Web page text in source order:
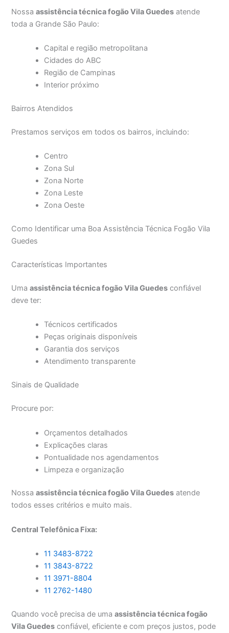
Nossaassistência técnica fogão Vila Guedes atende
toda a Grande São Paulo:
Capital e região metropolitana
Cidades do ABC
Região de Campinas
Interior próximo
Bairros Atendidos
Prestamos serviços em todos os bairros, incluindo:
Centro
Zona Sul
Zona Norte
Zona Leste
Zona Oeste
Como Identificar uma Boa Assistência Técnica Fogão Vila
Guedes
Características Importantes
Umaassistência técnica fogão Vila Guedes confiável
deve ter:
Técnicos certificados
Peças originais disponíveis
Garantia dos serviços
Atendimento transparente
Sinais de Qualidade
Procure por:
Orçamentos detalhados
Explicações claras
Pontualidade nos agendamentos
Limpeza e organização
Nossaassistência técnica fogão Vila Guedes atende
todos esses critérios e muito mais.
Central Telefônica Fixa:
11 3483-8722
11 3843-8722
11 3971-8804
11 2762-1480
Quando você precisa de umaassistência técnica fogão
Vila Guedes confiável, eficiente e com preços justos, pode